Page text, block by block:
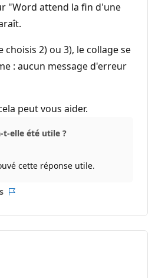
"Word attend la fin d'une
choisis 2) ou 3), le collage se
: aucun message d'erreur
peut vous aider.
t-elle été utile ?
cette réponse utile.